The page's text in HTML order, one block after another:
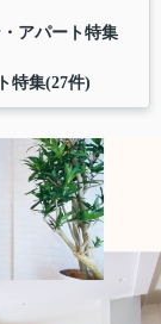
アパート特集
特集(27件)